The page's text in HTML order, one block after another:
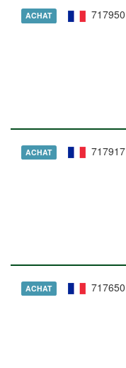
ACHAT 717950
ACHAT 717917
ACHAT 717650